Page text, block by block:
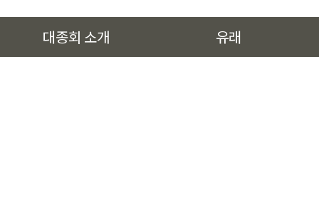
대종회 소개 유래
유래
시조 및 보관유리, 선대묘역을